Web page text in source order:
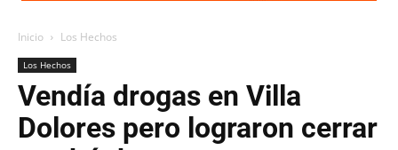
Inicio Los Hechos
Los Hechos
Vendía drogas en Villa
Dolores pero lograron cerrar